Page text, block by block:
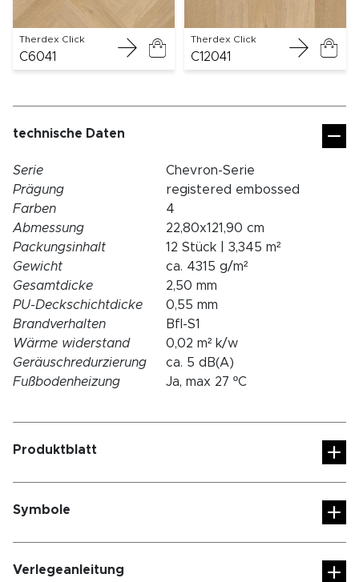
Therdex Click
C6041
Therdex Click
C12041
technische Daten
Serie
Chevron-Serie
Prägung
registered embossed
Farben
4
Abmessung
22,80x121,90 cm
Packungsinhalt
12 Stück | 3,345 m²
Gewicht
ca. 4315 g/m²
Gesamtdicke
2,50 mm
PU-Deckschichtdicke
0,55 mm
Brandverhalten
Bfl-S1
Wärme widerstand
0,02 m² k/w
Geräuschredurzierung
ca. 5 dB(A)
Fußbodenheizung
Ja, max 27 ºC
Produktblatt
Symbole
Verlegeanleitung